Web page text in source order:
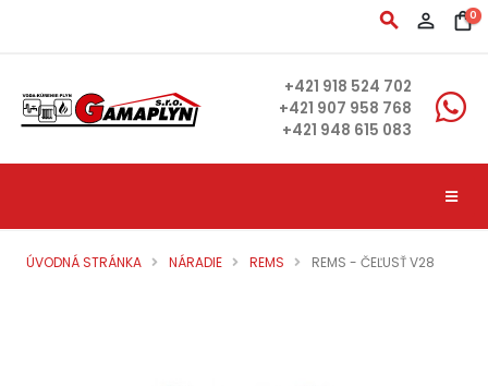
search person_outline shopping_bag0
+421 918 524 702
+421 907 958 768
+421 948 615 083
ÚVODNÁ STRÁNKA NÁRADIE REMS REMS - ČEĽUSŤ V28